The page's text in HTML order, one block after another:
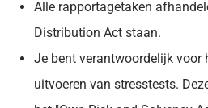
Alle rapportagetaken
Distribution Act staan.
Je bent verantwoordelijk voor
uitvoeren van stresstests.